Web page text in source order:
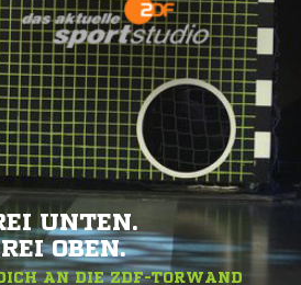
UNTEN.
OBEN.
AN DIE ZDF-TORWAND